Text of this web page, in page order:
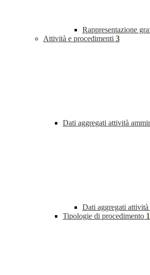
Rappresentazione
Attività e procedimenti 3
Dati aggregati attività
Dati aggregati
Tipologie di procedimento 1